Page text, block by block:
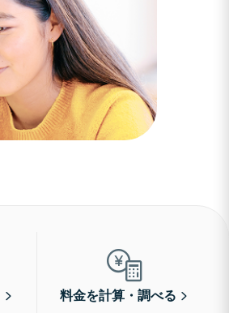
料金を計算・調べる